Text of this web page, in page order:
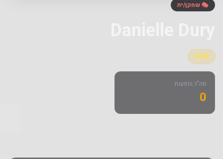
🎭 שחקן/ית
IMDb
סה"כ הופעות
0